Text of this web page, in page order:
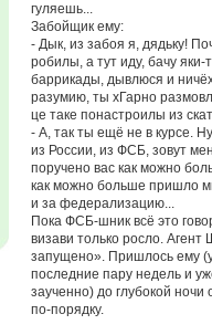
гуляешь...
Забойщик ему:
- Дык, из забоя я, дядьку!
робилы, а тут иду, бачу яки-
баррикады, дывлюся и
разумию, ты хГарно
це таке понастроилы из
- А, так ты ещё не в курсе.
из России, из ФСБ, зовут
поручено вас как можно
как можно больше пришло
и за федерализацию...
Пока ФСБ-шник всё это
визави только росло.
запущено». Пришлось ему
последние пару недель и
заученно) до глубокой
по-порядку.